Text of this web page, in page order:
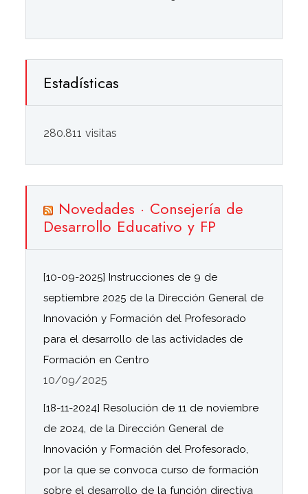
Estadísticas
280.811 visitas
Novedades · Consejería de
Desarrollo Educativo y FP
[10-09-2025] Instrucciones de 9 de
septiembre 2025 de la Dirección General de
Innovación y Formación del Profesorado
para el desarrollo de las actividades de
Formación en Centro
10/09/2025
[18-11-2024] Resolución de 11 de noviembre
de 2024, de la Dirección General de
Innovación y Formación del Profesorado,
por la que se convoca curso de formación
sobre el desarrollo de la función directiva